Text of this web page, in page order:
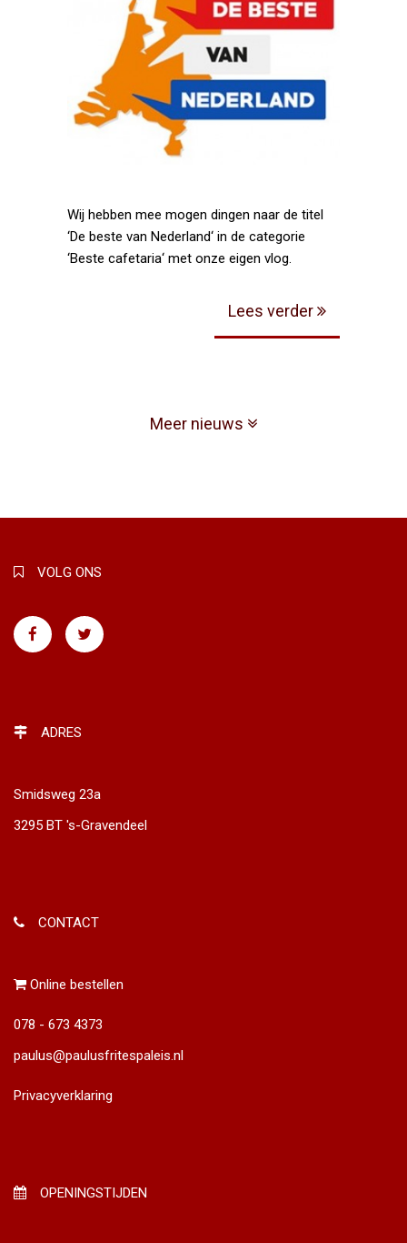
Wij hebben mee mogen dingen naar de titel
‘De beste van Nederland‘ in de categorie
‘Beste cafetaria‘ met onze eigen vlog.
Lees verder
Meer nieuws
VOLG ONS
ADRES
Smidsweg 23a
3295 BT 's-Gravendeel
CONTACT
Online bestellen
078 - 673 4373
paulus@paulusfritespaleis.nl
Privacyverklaring
OPENINGSTIJDEN